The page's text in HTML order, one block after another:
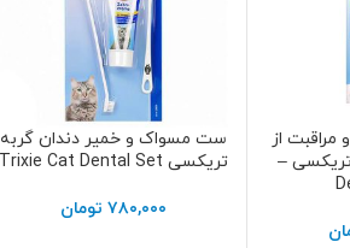
از
–
اطلاعات بیشتر
ست مسواک و خمیر دندان گربه
تریکسی Trixie Cat Dental Set
۷۸۰,۰۰۰ تومان